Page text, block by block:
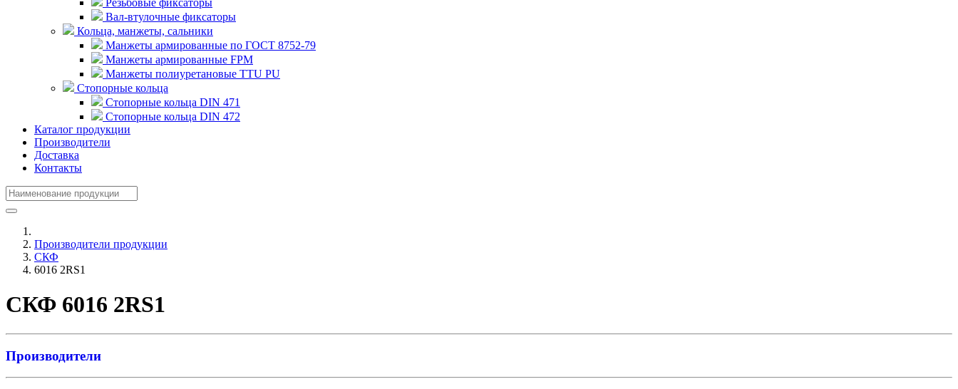
Резьбовые фиксаторы
Вал-втулочные фиксаторы
Кольца, манжеты, сальники
Манжеты армированные по ГОСТ 8752-79
Манжеты армированные FPM
Манжеты полиуретановые TTU PU
Стопорные кольца
Стопорные кольца DIN 471
Стопорные кольца DIN 472
Каталог продукции
Производители
Доставка
Контакты
Производители продукции
СКФ
6016 2RS1
СКФ 6016 2RS1
Производители